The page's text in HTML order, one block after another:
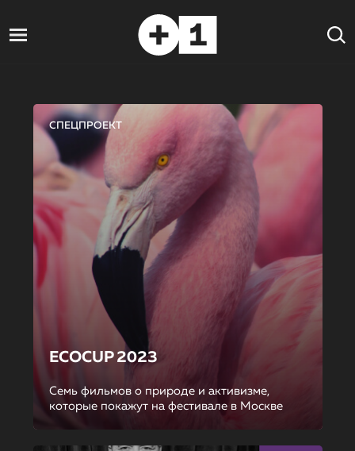
СПЕЦПРОЕКТ
ECOCUP 2023
Семь фильмов о природе и активизме,
которые покажут на фестивале в Москве